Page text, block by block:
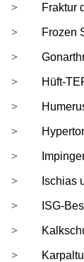
Fraktur
Frozen
Hüft-
Ischias
ISG-